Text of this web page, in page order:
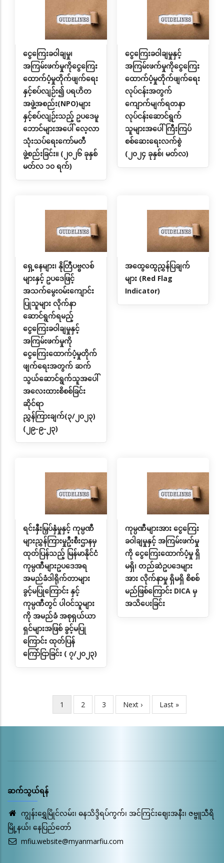
ငွေကြေးခဝါချမှု၊
အကြမ်းဖက်မှုကိုငွေကြေး
ထောက်ပံ့မှုတိုက်ဖျက်ရေး
နှင့်စပ်လျဉ်း၍ ပရဟိတ
အဖွဲ့အစည်း(NPO)များ
နှင့်စပ်လျဉ်းသည့် ဥပဒေမူ
ဘောင်များအပေါ် လေ့လာ
သုံးသပ်ရေးကော်မတီ
ဖွဲ့စည်းခြင်း။ (၂၀၂၆ ခုနှစ်
မတ်လ ၁၀ ရက်)
ငွေကြေးခဝါချမှုနှင့်
အကြမ်းဖက်မှုကိုငွေကြေး
ထောက်ပံ့မှုတိုက်ဖျက်ရေး
လုပ်ငန်းအတွက်
ကျောက်မျက်ရတနာ
လုပ်ငန်းဆောင်ရွက်
သူများအပေါ် ကြီးကြပ်
စစ်ဆေးရေးလက်စွဲ
(၂၀၂၄ ခုနှစ်၊ မတ်လ)
ရှေ့နေများ၊ နိုတြီပဗ္ဗလစ်
များနှင့် ဥပဒေဖြင့်
အသက်မွေးဝမ်းကျောင်း
ပြုသူများ လိုက်နာ
ဆောင်ရွက်ရမည့်
ငွေကြေးခဝါချမှုနှင့်
အကြမ်းဖက်မှုကို
ငွေကြေးထောက်ပံ့မှုတိုက်
ဖျက်ရေးအတွက် ဆက်
သွယ်ဆောင်ရွက်သူအပေါ်
အလေးထားစိစစ်ခြင်း
ဆိုင်ရာ
ညွှန်ကြားချက်(၃/၂၀၂၃)
(၂၉-၉-၂၃)
အထွေထွေညွှန်ပြချက်
များ (Red Flag
Indicator)
ရင်းနှီးမြှပ်နှံမှုနှင့် ကုမ္ပဏီ
များညွှန်ကြားမှုဦးစီးဌာနမှ
ထုတ်ပြန်သည့် မြန်မာနိုင်ငံ
ကုမ္ပဏီများဥပဒေအရ
အမည်ခံဒါရိုက်တာများ
ခွင့်မပြုကြောင်း နှင့်
ကုမ္ပဏီတွင် ပါဝင်သူများ
ကို အမည်ခံ အစုရှယ်ယာ
ရှင်များအဖြစ် ခွင့်မပြု
ကြောင်း ထုတ်ပြန်
ကြော်ငြာခြင်း ( ၇/၂၀၂၃)
ကုမ္ပဏီများအား ငွေကြေး
ခဝါချမှုနှင့် အကြမ်းဖက်မှု
ကို ငွေကြေးထောက်ပံ့မှု ရှိ
မရှိ၊ တည်ဆဲဥပဒေများ
အား လိုက်နာမှု ရှိမရှိ စိစစ်
မည်ဖြစ်ကြောင်း DICA မှ
အသိပေးခြင်း
Paginationလက်ရှိ
စာမျက်နှာ
1 Page
2 Page
3
Next
page
Next ›
Last
page
Last »
ဆက်သွယ်ရန်
ကျွန်းရွှေမြိုင်လမ်း၊ ဓနသိဒ္ဒိရပ်ကွက်၊ အင်ကြင်းဈေးအနီး၊ ဇဗ္ဗူသီရိ
မြို့နယ်၊ နေပြည်တော်
mfiu.website@myanmarfiu.com